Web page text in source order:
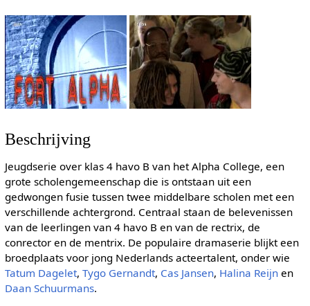
Beschrijving
Jeugdserie over klas 4 havo B van het Alpha College, een
grote scholengemeenschap die is ontstaan uit een
gedwongen fusie tussen twee middelbare scholen met een
verschillende achtergrond. Centraal staan de belevenissen
van de leerlingen van 4 havo B en van de rectrix, de
conrector en de mentrix. De populaire dramaserie blijkt een
broedplaats voor jong Nederlands acteertalent, onder wie
Tatum Dagelet, Tygo Gernandt, Cas Jansen, Halina Reijnen
Daan Schuurmans.